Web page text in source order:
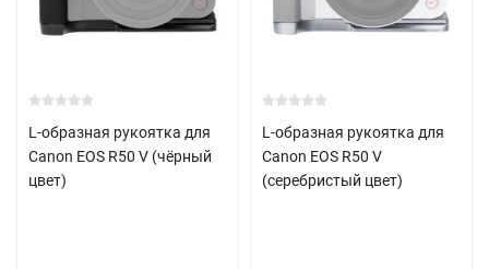
L-образная рукоятка для
Canon EOS R50 V (чёрный
цвет)
L-образная рукоятка для
Canon EOS R50 V
(серебристый цвет)